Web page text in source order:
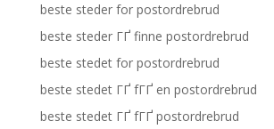
beste steder for postordrebrud
beste steder ГҐ finne postordrebrud
beste stedet for postordrebrud
beste stedet ГҐ fГҐ en postordrebrud
beste stedet ГҐ fГҐ postordrebrud